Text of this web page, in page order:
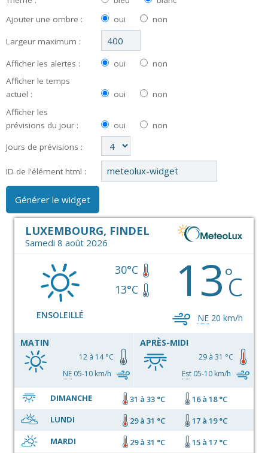
Ajouter une ombre :
oui non
Largeur maximum :
Afficher les alertes : oui
non
Afficher le temps
actuel :
oui
non
Afficher les
prévisions du jour :
oui
non
Jours de prévisions :
ID de l'élément html :
LUXEMBOURG, FINDEL
Samedi 8 août 2026
ENSOLEILLÉ
30°C
13°C
13°c
NE 20 km/h
MATIN
12 à 14 °C
NE 05-10 km/h
APRÈS-MIDI
29 à 31 °C
Est 05-10 km/h
DIMANCHE 31 à 33 °C
16 à 18 °C
LUNDI
29 à 31 °C
17 à 19 °C
MARDI
29 à 31 °C 15 à 17 °C